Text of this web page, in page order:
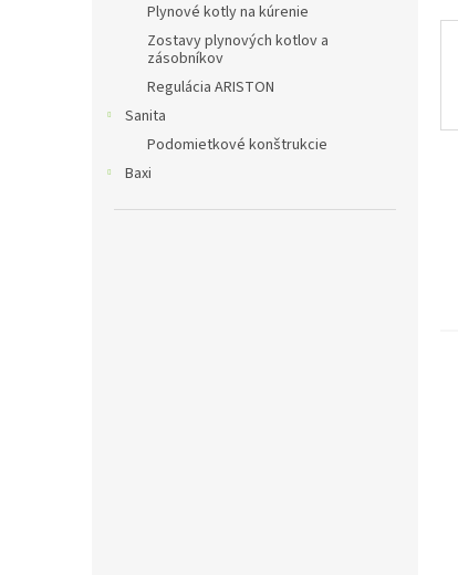
Plynové kotly na kúrenie
Zostavy plynových kotlov a
zásobníkov
Regulácia ARISTON
Sanita
Podomietkové konštrukcie
Baxi